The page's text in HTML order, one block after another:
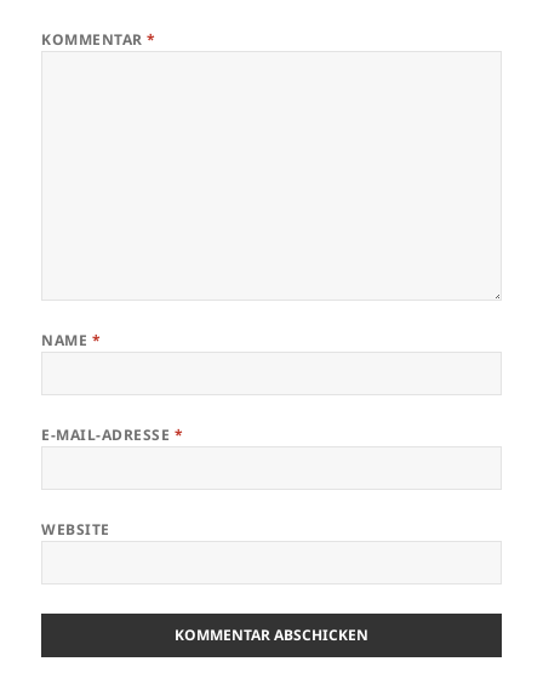
KOMMENTAR*
NAME *
E-MAIL-ADRESSE *
WEBSITE